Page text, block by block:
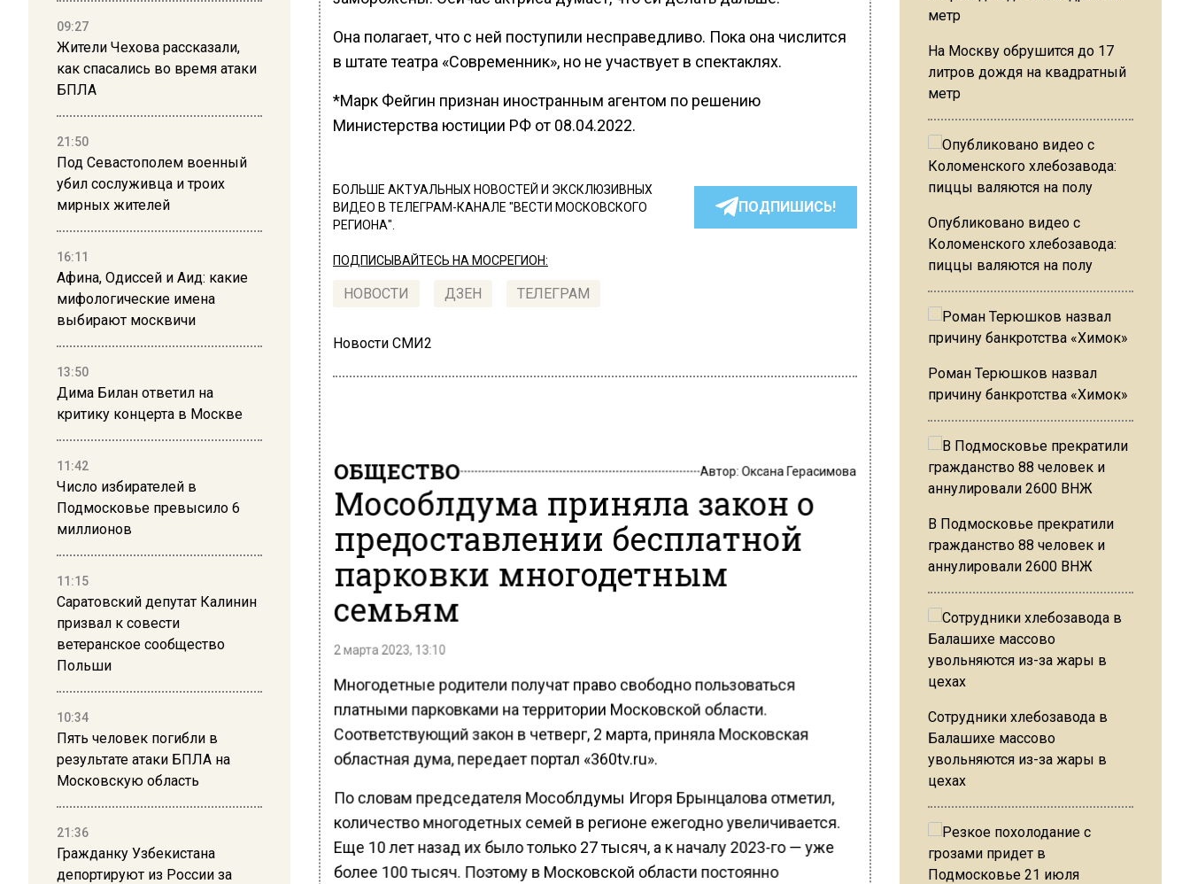
09:27
Жители Чехова рассказали,
как спасались во время атаки
БПЛА
21:50
Под Севастополем военный
убил сослуживца и троих
мирных жителей
16:11
Афина, Одиссей и Аид: какие
мифологические имена
выбирают москвичи
13:50
Дима Билан ответил на
критику концерта в Москве
11:42
Число избирателей в
Подмосковье превысило 6
миллионов
11:15
Саратовский депутат Калинин
призвал к совести
ветеранское сообщество
Польши
10:34
Пять человек погибли в
результате атаки БПЛА на
Московскую область
21:36
Гражданку Узбекистана
депортируют из России за
Она полагает, что с ней поступили несправедливо. Пока она числится
в штате театра «Современник», но не участвует в спектаклях.
*Марк Фейгин признан иностранным агентом по решению
Министерства юстиции РФ от 08.04.2022.
БОЛЬШЕ АКТУАЛЬНЫХ НОВОСТЕЙ И ЭКСКЛЮЗИВНЫХ
ВИДЕО В ТЕЛЕГРАМ-КАНАЛЕ "ВЕСТИ МОСКОВСКОГО
РЕГИОНА".
ПОДПИШИСЬ!
ПОДПИСЫВАЙТЕСЬ НА МОСРЕГИОН:
НОВОСТИ ДЗЕН ТЕЛЕГРАМ
Новости СМИ2
ОБЩЕСТВО Автор: Оксана Герасимова
Мособлдума приняла закон о
предоставлении бесплатной
парковки многодетным
семьям
2 марта 2023, 13:10
Многодетные родители получат право свободно пользоваться
платными парковками на территории Московской области.
Соответствующий закон в четверг, 2 марта, приняла Московская
областная дума, передает портал «360tv.ru».
По словам председателя Мособлдумы Игоря Брынцалова отметил,
количество многодетных семей в регионе ежегодно увеличивается.
Еще 10 лет назад их было только 27 тысяч, а к началу 2023-го — уже
более 100 тысяч. Поэтому в Московской области постоянно
На Москву обрушится до 17
литров дождя на квадратный
метр
Опубликовано видео с
Коломенского хлебозавода:
пиццы валяются на полу
Роман Терюшков назвал
причину банкротства «Химок»
В Подмосковье прекратили
гражданство 88 человек и
аннулировали 2600 ВНЖ
Сотрудники хлебозавода в
Балашихе массово
увольняются из-за жары в
цехах